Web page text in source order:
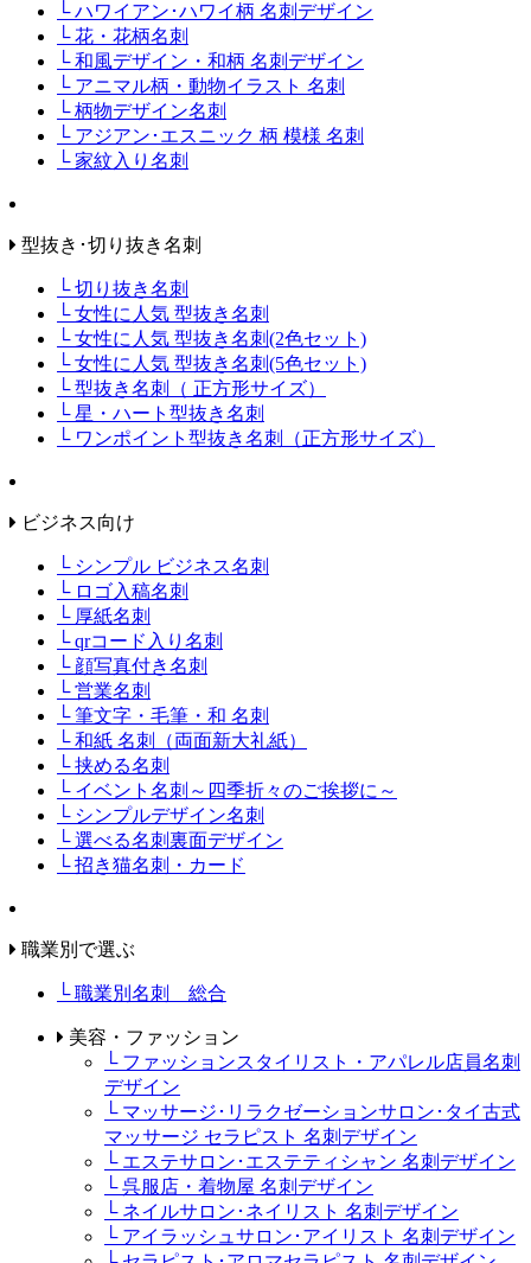
└ ハワイアン･ハワイ柄 名刺デザイン
└ 花・花柄名刺
└ 和風デザイン・和柄 名刺デザイン
└ アニマル柄・動物イラスト 名刺
└ 柄物デザイン名刺
└ アジアン･エスニック 柄 模様 名刺
└ 家紋入り名刺
型抜き･切り抜き名刺
└ 切り抜き名刺
└ 女性に人気 型抜き名刺
└ 女性に人気 型抜き名刺(2色セット)
└ 女性に人気 型抜き名刺(5色セット)
└ 型抜き名刺（ 正方形サイズ）
└ 星・ハート型抜き名刺
└ ワンポイント型抜き名刺（正方形サイズ）
ビジネス向け
└ シンプル ビジネス名刺
└ ロゴ入稿名刺
└ 厚紙名刺
└ qrコード入り名刺
└ 顔写真付き名刺
└ 営業名刺
└ 筆文字・毛筆・和 名刺
└ 和紙 名刺（両面新大礼紙）
└ 挟める名刺
└ イベント名刺～四季折々のご挨拶に～
└ シンプルデザイン名刺
└ 選べる名刺裏面デザイン
└ 招き猫名刺・カード
職業別で選ぶ
└ 職業別名刺 総合
美容・ファッション
└ ファッションスタイリスト・アパレル店員名刺
デザイン
└ マッサージ･リラクゼーションサロン･タイ古式
マッサージ セラピスト 名刺デザイン
└ エステサロン･エステティシャン 名刺デザイン
└ 呉服店・着物屋 名刺デザイン
└ ネイルサロン･ネイリスト 名刺デザイン
└ アイラッシュサロン･アイリスト 名刺デザイン